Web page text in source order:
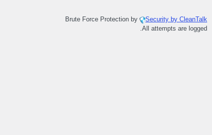
Brute Force Protection by
Security by CleanTalk
All attempts are logged.